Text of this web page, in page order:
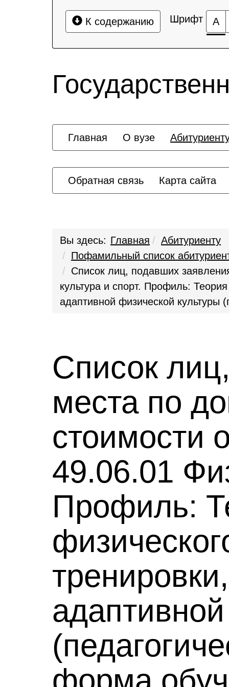
К содержанию Шрифт А
Главная О вузе
Обратная связь Карта сайта
Вы здесь: Главная
Абитуриенту
Пофамильный список
Список лиц, подавших
культура и спорт. Профиль:
адаптивной физической культуры
Список
места по
стоимости
49.06.01
Профиль: